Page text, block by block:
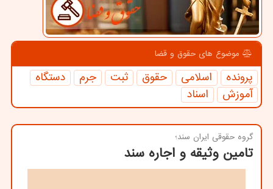
موضوع های حقوق و قضا
پرونده اسلامی حقوق ثبت جرم
دستگاه
آموزش
اسناد
گروه حقوقی ایران سند؛
تامین وثیقه و اجاره سند